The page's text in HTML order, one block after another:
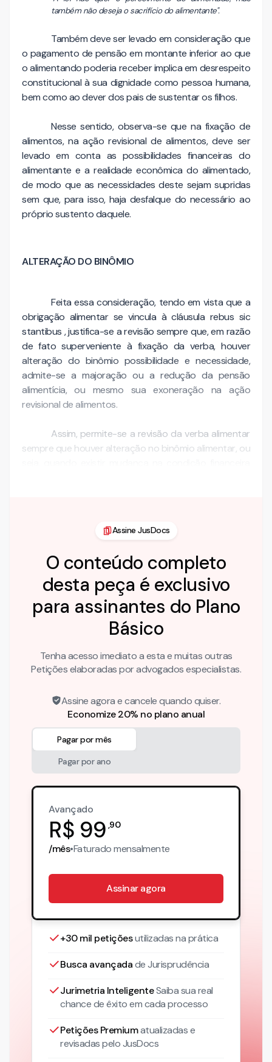
também não deseja o sacrifício do alimentante".
Também deve ser levado em consideração que
o pagamento de pensão em montante inferior ao que
o alimentando poderia receber implica em desrespeito
constitucional à sua dignidade como pessoa humana,
bem como ao dever dos pais de sustentar os filhos.
Nesse sentido, observa-se que na fixação de
alimentos, na ação revisional de alimentos, deve ser
levado em conta as possibilidades financeiras do
alimentante e a realidade econômica do alimentado,
de modo que as necessidades deste sejam supridas
sem que, para isso, haja desfalque do necessário ao
próprio sustento daquele.
ALTERAÇÃO DO BINÔMIO
Feita essa consideração, tendo em vista que a
obrigação alimentar se vincula à cláusula rebus sic
stantibus , justifica-se a revisão sempre que, em razão
de fato superveniente à fixação da verba, houver
alteração do binômio possibilidade e necessidade,
admite-se a majoração ou a redução da pensão
alimentícia, ou mesmo sua exoneração na ação
revisional de alimentos.
Assim, permite-se a revisão da verba alimentar
sempre que houver alteração no binômio alimentar, ou
Assine JusDocs
O conteúdo completo
desta peça é exclusivo
para assinantes do Plano
Básico
Tenha acesso imediato a esta e muitas outras
Petições elaboradas por advogados especialistas.
Assine agora e cancele quando quiser.
Economize 20% no plano anual
Pagar por mês
Pagar por ano
Avançado
R$ 99 ,90
/mês•Faturadomensalmente
Assinar agora
+30 mil petiçõesutilizadas na prática
Busca avançadade Jurisprudência
Jurimetria InteligenteSaiba sua real
chance de êxito em cada processo
Petições Premiumatualizadase
revisadas pelo JusDocs